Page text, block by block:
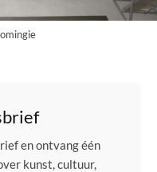
en ontvang één
kunst, cultuur,